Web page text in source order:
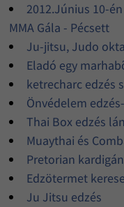
2012.Június 10-
MMA Gála - Pécsett
Ju-jitsu, Judo
Eladó egy
ketrecharc edzés
Önvédelem
Thai Box edzés
Muaythai és
Pretorian
Edzötermet
Ju Jitsu edzés